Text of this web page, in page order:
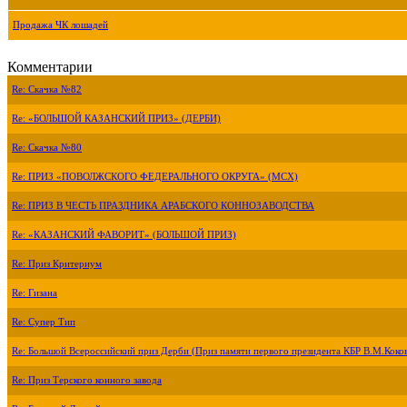
Продажа ЧК лошадей
Комментарии
Re: Скачка №82
Re: «БОЛЬШОЙ КАЗАНСКИЙ ПРИЗ» (ДЕРБИ)
Re: Скачка №80
Re: ПРИЗ «ПОВОЛЖСКОГО ФЕДЕРАЛЬНОГО ОКРУГА» (МСХ)
Re: ПРИЗ В ЧЕСТЬ ПРАЗДНИКА АРАБСКОГО КОННОЗАВОДСТВА
Re: «КАЗАНСКИЙ ФАВОРИТ» (БОЛЬШОЙ ПРИЗ)
Re: Приз Критериум
Re: Гизана
Re: Супер Тип
Re: Большой Всероссийский приз Дерби (Приз памяти первого президента КБР
Re: Приз Терского конного завода